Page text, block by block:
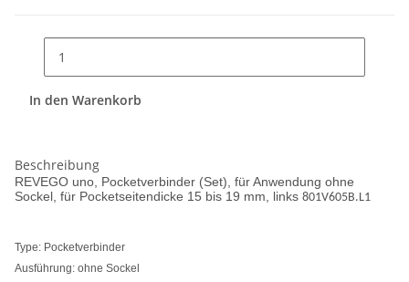
In den Warenkorb
Beschreibung
REVEGO uno, Pocketverbinder (Set), für Anwendung ohne
Sockel, für Pocketseitendicke 15 bis 19 mm, links 801V605B.L1
Type: Pocketverbinder
Ausführung: ohne Sockel